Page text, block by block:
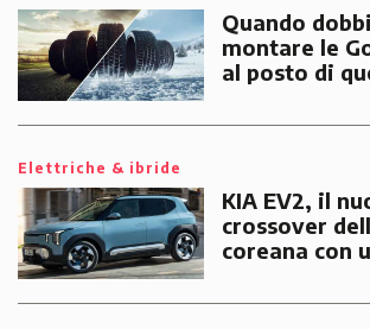
Quando
montare le
al posto di
Elettriche & ibride
KIA EV2, il
crossover
coreana con